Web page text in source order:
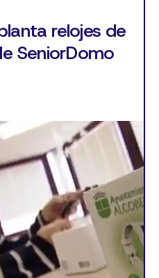
relojes de
SeniorDomo